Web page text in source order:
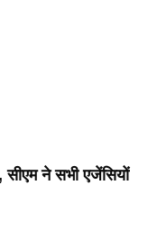
सीएम ने सभी एजेंसियों